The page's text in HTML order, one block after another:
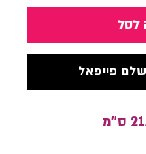
לסל
פייפאל